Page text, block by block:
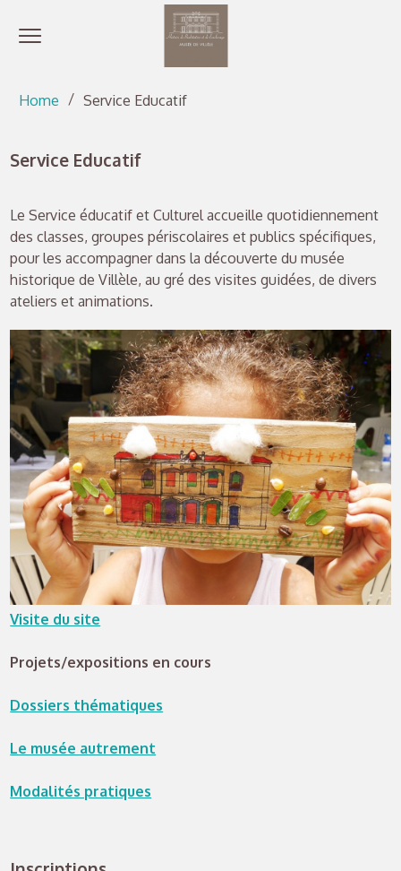
Go directly to content
Go directly to content
Open menu
Home Service Educatif
Service Educatif
Le Service éducatif et Culturel accueille quotidiennement
des classes, groupes périscolaires et publics spécifiques,
pour les accompagner dans la découverte du musée
historique de Villèle, au gré des visites guidées, de divers
ateliers et animations.
Visite du site
Projets/expositions en cours
Dossiers thématiques
Le musée autrement
Modalités pratiques